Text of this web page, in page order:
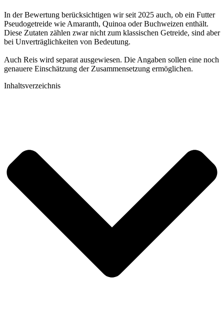
In der Bewertung berücksichtigen wir seit 2025 auch, ob ein Futter
Pseudogetreide wie Amaranth, Quinoa oder Buchweizen enthält.
Diese Zutaten zählen zwar nicht zum klassischen Getreide, sind aber
bei Unverträglichkeiten von Bedeutung.
Auch Reis wird separat ausgewiesen. Die Angaben sollen eine noch
genauere Einschätzung der Zusammensetzung ermöglichen.
Inhaltsverzeichnis​